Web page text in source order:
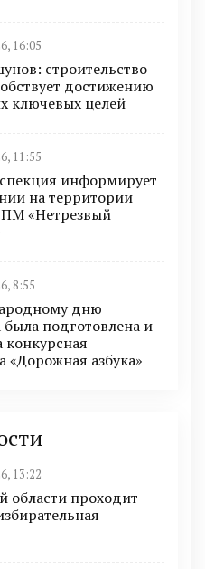
16:05
строительство
достижению
ключевых целей
11:55
информирует
на территории
«Нетрезвый
8:55
дню
была подготовлена и
конкурсная
«Дорожная азбука»
13:22
области проходит